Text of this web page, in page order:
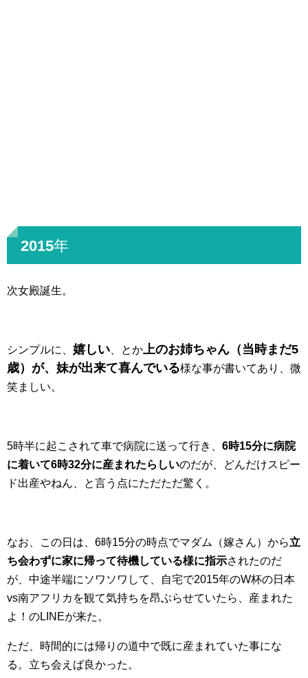
2015年
次女殿誕生。
シンプルに、 嬉しい 、とか上のお姉ちゃん（当時まだ5
歳）が、妹が出来て喜んでいる様な事が書いてあり、微
笑ましい。
5時半に起こされて車で病院に送って行き、 6時15分に病院
に着いて6時32分に産まれたらしいのだが、どんだけスピー
ド出産やねん、と言う点にただただ驚く。
なお、この日は、6時15分の時点でマダム（嫁さん）から立
ち会わずに家に帰って待機している様に指示されたのだ
が、中途半端にソワソワして、自宅で2015年のW杯の日本
vs南アフリカを観て気持ちを昂ぶらせていたら、産まれた
よ！のLINEが来た。
ただ、時間的には帰りの道中で既に産まれていた事にな
る。立ち会えば良かった。